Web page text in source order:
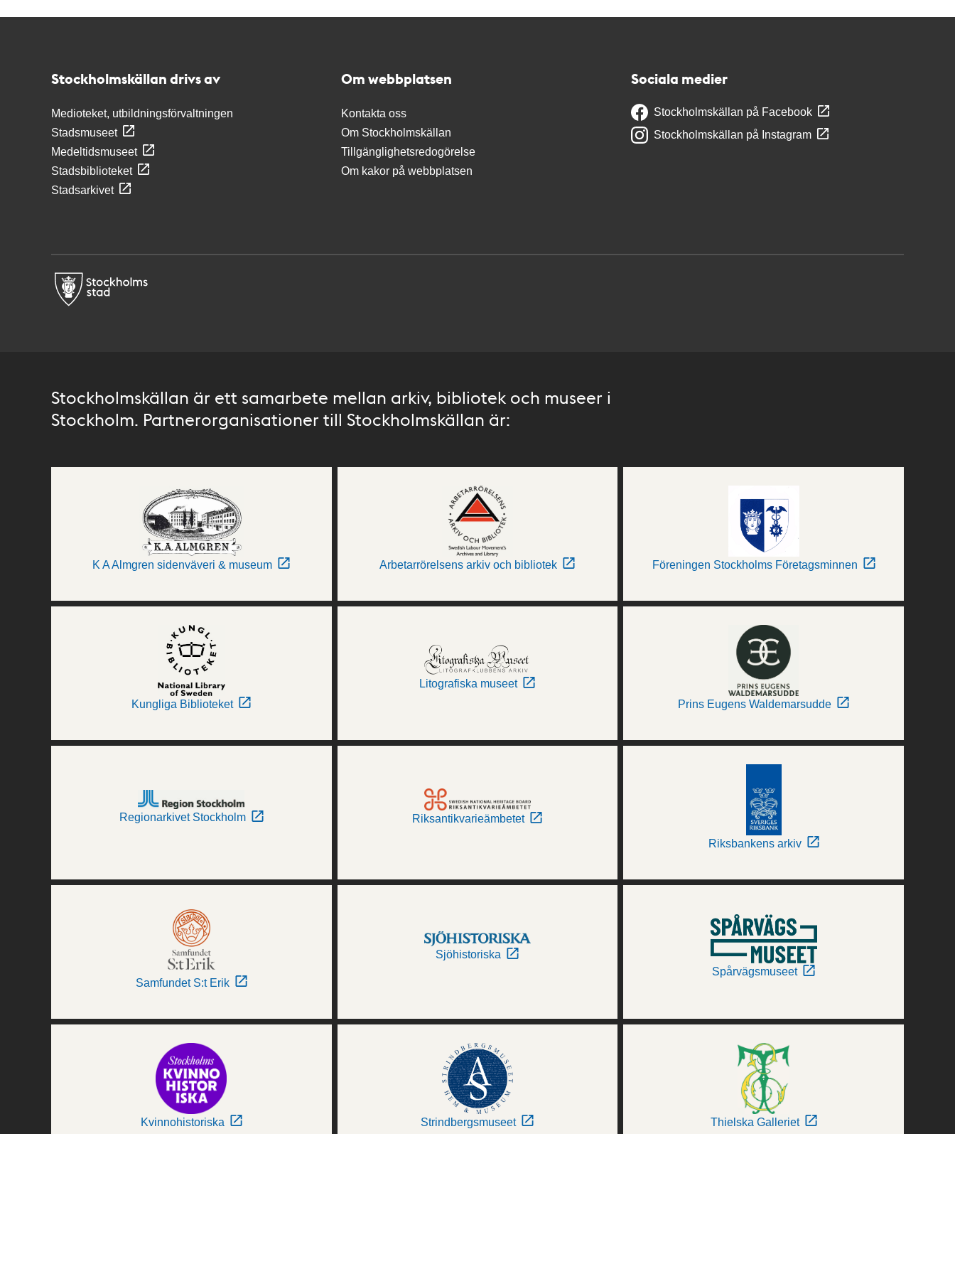
Stockholmskällan drivs av
Medioteket, utbildningsförvaltningen
Stadsmuseet
Medeltidsmuseet
Stadsbiblioteket
Stadsarkivet
Om webbplatsen
Kontakta oss
Om Stockholmskällan
Tillgänglighetsredogörelse
Om kakor på webbplatsen
Sociala medier
Stockholmskällan på Facebook
Stockholmskällan på Instagram
Stockholmskällan är ett samarbete mellan arkiv, bibliotek och museer i
Stockholm. Partnerorganisationer till Stockholmskällan är:
K A Almgren sidenväveri & museum Arbetarrörelsens arkiv och bibliotek Föreningen Stockholms Företagsminnen
Kungliga Biblioteket
Litografiska museet
Prins Eugens Waldemarsudde
Regionarkivet Stockholm Riksantikvarieämbetet
Riksbankens arkiv
Samfundet S:t Erik
Sjöhistoriska
Spårvägsmuseet
Kvinnohistoriska Strindbergsmuseet Thielska Galleriet